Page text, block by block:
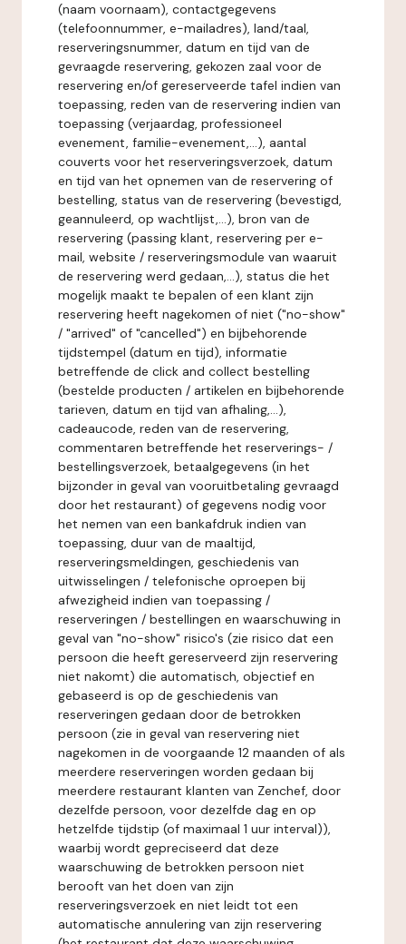
(naam voornaam), contactgegevens
(telefoonnummer, e-mailadres), land/taal,
reserveringsnummer, datum en tijd van de
gevraagde reservering, gekozen zaal voor de
reservering en/of gereserveerde tafel indien van
toepassing, reden van de reservering indien van
toepassing (verjaardag, professioneel
evenement, familie-evenement,...), aantal
couverts voor het reserveringsverzoek, datum
en tijd van het opnemen van de reservering of
bestelling, status van de reservering (bevestigd,
geannuleerd, op wachtlijst,...), bron van de
reservering (passing klant, reservering per e-
mail, website / reserveringsmodule van waaruit
de reservering werd gedaan,...), status die het
mogelijk maakt te bepalen of een klant zijn
reservering heeft nagekomen of niet ("no-show"
/ "arrived" of "cancelled") en bijbehorende
tijdstempel (datum en tijd), informatie
betreffende de click and collect bestelling
(bestelde producten / artikelen en bijbehorende
tarieven, datum en tijd van afhaling,...),
cadeaucode, reden van de reservering,
commentaren betreffende het reserverings- /
bestellingsverzoek, betaalgegevens (in het
bijzonder in geval van vooruitbetaling gevraagd
door het restaurant) of gegevens nodig voor
het nemen van een bankafdruk indien van
toepassing, duur van de maaltijd,
reserveringsmeldingen, geschiedenis van
uitwisselingen / telefonische oproepen bij
afwezigheid indien van toepassing /
reserveringen / bestellingen en waarschuwing in
geval van "no-show" risico's (zie risico dat een
persoon die heeft gereserveerd zijn reservering
niet nakomt) die automatisch, objectief en
gebaseerd is op de geschiedenis van
reserveringen gedaan door de betrokken
persoon (zie in geval van reservering niet
nagekomen in de voorgaande 12 maanden of als
meerdere reserveringen worden gedaan bij
meerdere restaurant klanten van Zenchef, door
dezelfde persoon, voor dezelfde dag en op
hetzelfde tijdstip (of maximaal 1 uur interval)),
waarbij wordt gepreciseerd dat deze
waarschuwing de betrokken persoon niet
berooft van het doen van zijn
reserveringsverzoek en niet leidt tot een
automatische annulering van zijn reservering